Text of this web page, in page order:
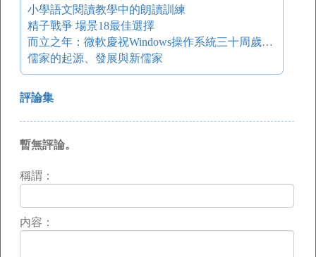
小學語文閱讀教學中的朗讀訓練
精子戰爭 場景18最佳選擇
而立之年：微軟慶祝Windows操作系統三十周歲生日
儒家的起源、發展與新儒家
評論集
暫無評論。
稱謂：
内容：